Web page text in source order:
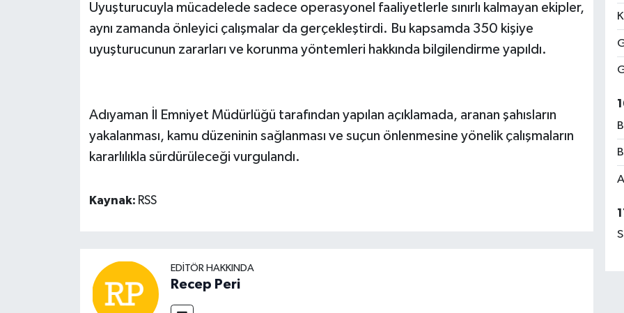
Uyuşturucuyla mücadelede sadece operasyonel faaliyetlerle sınırlı kalmayan ekipler,
aynı zamanda önleyici çalışmalar da gerçekleştirdi. Bu kapsamda 350 kişiye
uyuşturucunun zararları ve korunma yöntemleri hakkında bilgilendirme yapıldı.
Adıyaman İl Emniyet Müdürlüğü tarafından yapılan açıklamada, aranan şahısların
yakalanması, kamu düzeninin sağlanması ve suçun önlenmesine yönelik çalışmaların
kararlılıkla sürdürüleceği vurgulandı.
Kaynak: RSS
EDITÖR HAKKINDA
Recep Peri